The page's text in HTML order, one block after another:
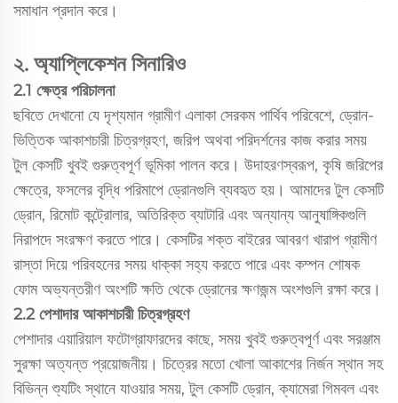
সমাধান প্রদান করে।
২. অ্যাপ্লিকেশন সিনারিও
2.1 ক্ষেত্র পরিচালনা
ছবিতে দেখানো যে দৃশ্যমান গ্রামীণ এলাকা সেরকম পার্থিব পরিবেশে, ড্রোন-
ভিত্তিক আকাশচারী চিত্রগ্রহণ, জরিপ অথবা পরিদর্শনের কাজ করার সময়
টুল কেসটি খুবই গুরুত্বপূর্ণ ভূমিকা পালন করে। উদাহরণস্বরূপ, কৃষি জরিপের
ক্ষেত্রে, ফসলের বৃদ্ধি পরিমাপে ড্রোনগুলি ব্যবহৃত হয়। আমাদের টুল কেসটি
ড্রোন, রিমোট কন্ট্রোলার, অতিরিক্ত ব্যাটারি এবং অন্যান্য আনুষাঙ্গিকগুলি
নিরাপদে সংরক্ষণ করতে পারে। কেসটির শক্ত বাইরের আবরণ খারাপ গ্রামীণ
রাস্তা দিয়ে পরিবহনের সময় ধাক্কা সহ্য করতে পারে এবং কম্পন শোষক
ফোম অভ্যন্তরীণ অংশটি ক্ষতি থেকে ড্রোনের ক্ষণজন্ম অংশগুলি রক্ষা করে।
2.2 পেশাদার আকাশচারী চিত্রগ্রহণ
পেশাদার এয়ারিয়াল ফটোগ্রাফারদের কাছে, সময় খুবই গুরুত্বপূর্ণ এবং সরঞ্জাম
সুরক্ষা অত্যন্ত প্রয়োজনীয়। চিত্রের মতো খোলা আকাশের নির্জন স্থান সহ
বিভিন্ন শ্যুটিং স্থানে যাওয়ার সময়, টুল কেসটি ড্রোন, ক্যামেরা গিমবল এবং